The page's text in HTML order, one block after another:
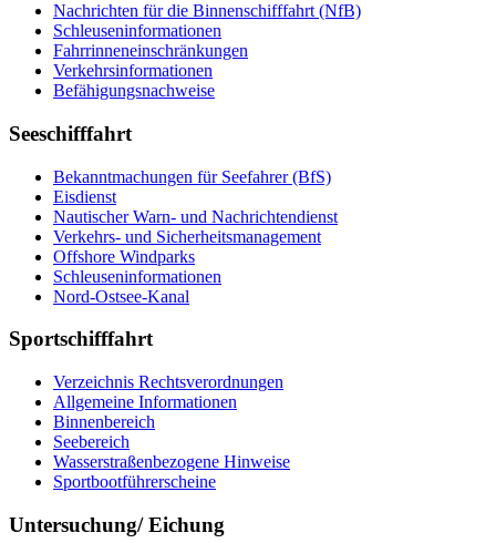
Nach­rich­ten für die Bin­nen­schiff­fahrt (NfB)
Schleu­sen­in­for­ma­tio­nen
Fahr­rin­nen­ein­schrän­kun­gen
Ver­kehrs­in­for­ma­tio­nen
Be­fä­hi­gungs­nach­wei­se
Seeschifffahrt
Be­kannt­ma­chun­gen für See­fah­rer (BfS)
Eis­dienst
Nau­ti­scher Warn-​ und Nach­rich­ten­dienst
Ver­kehrs-​ und Si­cher­heits­ma­na­ge­ment
Offs­ho­re Wind­parks
Schleu­sen­in­for­ma­tio­nen
Nord-​Ost­see-​Ka­nal
Sportschifffahrt
Ver­zeich­nis Rechts­ver­ord­nun­gen
All­ge­mei­ne In­for­ma­tio­nen
Bin­nen­be­reich
See­be­reich
Was­ser­stra­ßen­be­zo­ge­ne Hin­wei­se
Sport­boot­füh­rer­schei­ne
Untersuchung/ Eichung